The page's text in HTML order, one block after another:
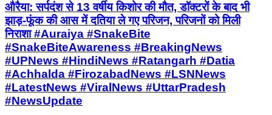
औरैया: सर्पदंश से 13 वर्षीय किशोर की मौत, डॉक्टरों के बाद भी
झाड़-फूंक की आस में दतिया ले गए परिजन, परिजनों को मिली
निराशा #Auraiya #SnakeBite
#SnakeBiteAwareness #BreakingNews
#UPNews #HindiNews #Ratangarh #Datia
#Achhalda #FirozabadNews #LSNNews
#LatestNews #ViralNews #UttarPradesh
#NewsUpdate